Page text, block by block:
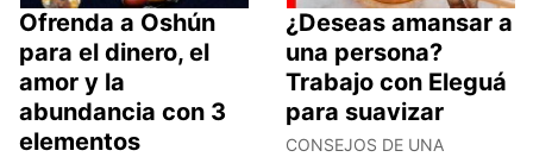
Ofrenda a Oshún
para el dinero, el
amor y la
abundancia con 3
elementos
¿Deseas amansar a
una persona?
Trabajo con Eleguá
para suavizar
CONSEJOS DE UNA